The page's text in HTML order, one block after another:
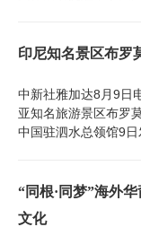
印尼知名景区布罗
中新社雅加达8月9日
亚知名旅游景区布罗
中国驻泗水总领馆9
“同根·同梦”海外
文化